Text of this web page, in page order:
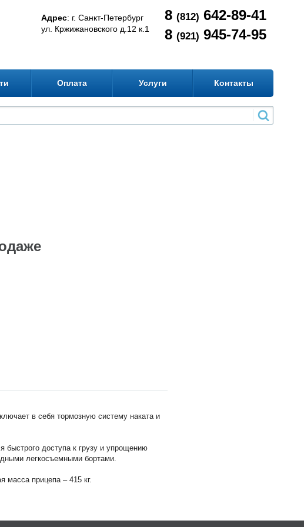
Адрес: г. Санкт-Петербург
ул. Кржижановского д.12 к.1
8 (812) 642-89-41
8 (921) 945-74-95
Оплата Услуги Контакты
в себя тормозную систему наката и
быстрого доступа к грузу и упрощению
легкосъемными бортами.
масса прицепа – 415 кг.